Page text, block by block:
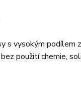
s vysokým podílem
použití chemie,